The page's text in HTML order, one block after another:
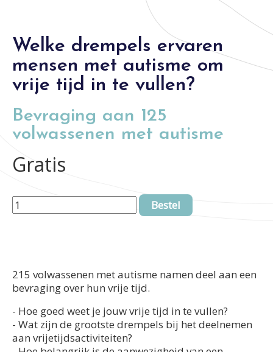
Welke drempels ervaren
mensen met autisme om
vrije tijd in te vullen?
Bevraging aan 125
volwassenen met autisme
Gratis
Bestel
215 volwassenen met autisme namen deel aan een
bevraging over hun vrije tijd.
- Hoe goed weet je jouw vrije tijd in te vullen?
- Wat zijn de grootste drempels bij het deelnemen
aan vrijetijdsactiviteiten?